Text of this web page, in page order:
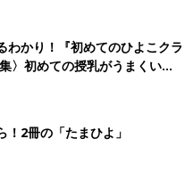
わかり！『初めてのひよこクラ
〉初めての授乳がうまくい
の基本と夏のトラブル 解決テ
2冊の「たまひよ」